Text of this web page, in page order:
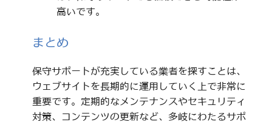
高いです。
まとめ
保守サポートが充実している業者を探すことは、
ウェブサイトを長期的に運用していく上で非常に
重要です。定期的なメンテナンスやセキュリティ
対策、コンテンツの更新など、多岐にわたるサポ